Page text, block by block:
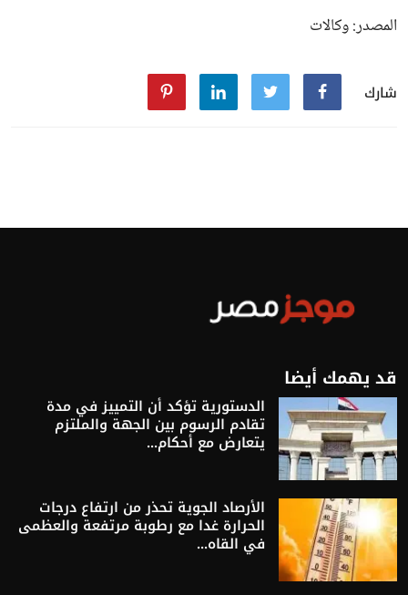
المصدر: وكالات
شارك
قد يهمك أيضا
الدستورية تؤكد أن التمييز في مدة
تقادم الرسوم بين الجهة والملتزم
يتعارض مع أحكام...
الأرصاد الجوية تحذر من ارتفاع درجات
الحرارة غدا مع رطوبة مرتفعة والعظمى
في القاه...